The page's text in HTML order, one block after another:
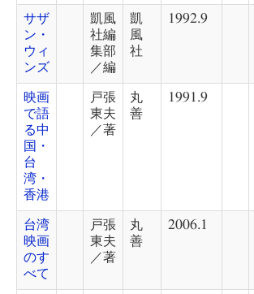
サザ
ン・
ウィ
ンズ
凱風
社編
集部
／編
凱
風
社
1992.9
映画
で語
る中
国・
台
湾・
香港
戸張
東夫
／著
丸
善
1991.9
台湾
映画
のす
べて
戸張
東夫
／著
丸
善
2006.1